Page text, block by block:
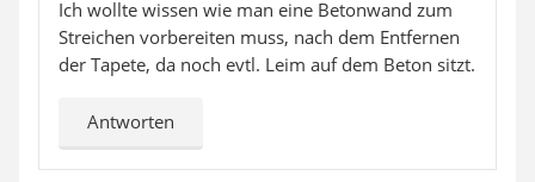
Ich wollte wissen wie man eine Betonwand zum
Streichen vorbereiten muss, nach dem Entfernen
der Tapete, da noch evtl. Leim auf dem Beton sitzt.
Antworten